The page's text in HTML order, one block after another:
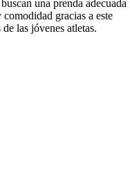
una prenda adecuada
gracias a este
las jóvenes atletas.